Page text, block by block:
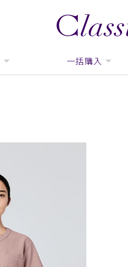
一括購入